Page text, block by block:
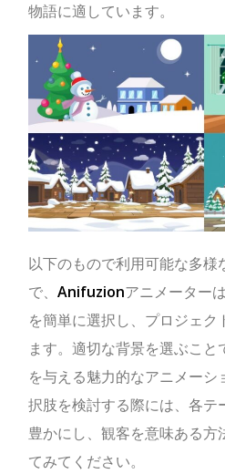
物語に適しています。
以下のもので利用可能な多様
で、Anifuzionアニメーター
を簡単に選択し、プロジェク
ます。適切な背景を選ぶこ
を与える魅力的なアニメー
択肢を検討する際には、各テ
豊かにし、観客を意味ある方
てみてください。